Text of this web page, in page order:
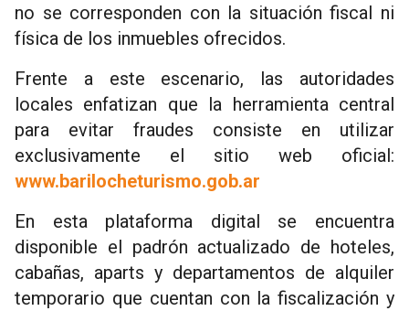
no se corresponden con la situación fiscal ni
física de los inmuebles ofrecidos.
Frente a este escenario, las autoridades
locales enfatizan que la herramienta central
para evitar fraudes consiste en utilizar
exclusivamente el sitio web oficial:
www.barilocheturismo.gob.ar
En esta plataforma digital se encuentra
disponible el padrón actualizado de hoteles,
cabañas, aparts y departamentos de alquiler
temporario que cuentan con la fiscalización y